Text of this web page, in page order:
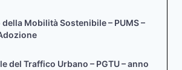
Mobilità Sostenibile – PUMS –
del Traffico Urbano – PGTU – anno